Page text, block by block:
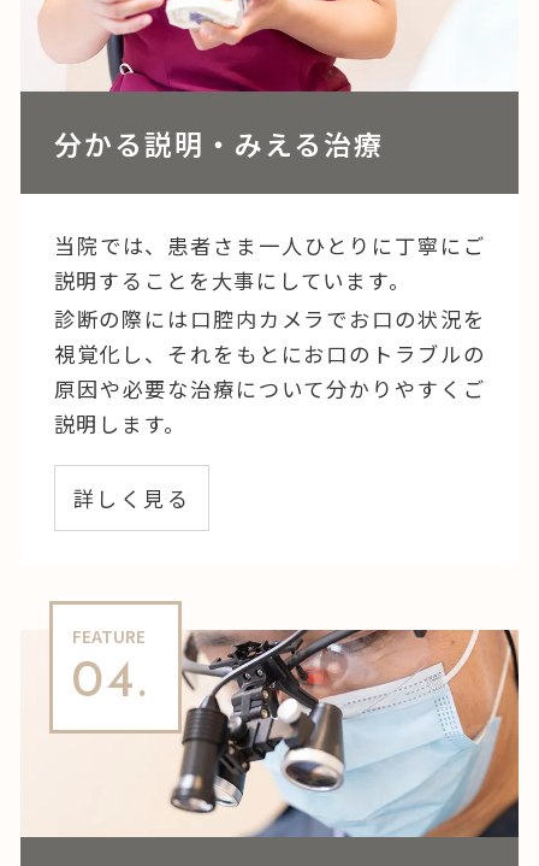
分かる説明・みえる治療
当院では、患者さま一人ひとりに丁寧にご
説明することを大事にしています。
診断の際には口腔内カメラでお口の状況を
視覚化し、それをもとにお口のトラブルの
原因や必要な治療について分かりやすくご
説明します。
詳しく見る
FEATURE
04.